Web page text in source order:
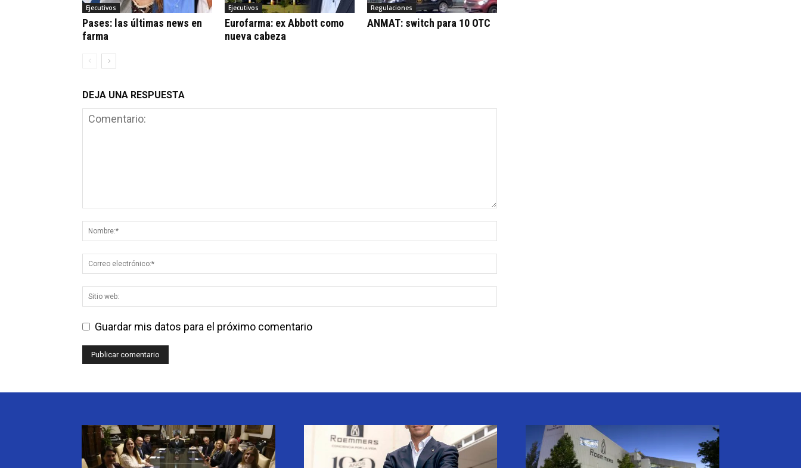
Ejecutivos
Pases: las últimas news en
farma
Ejecutivos
Eurofarma: ex Abbott como
nueva cabeza
Regulaciones
ANMAT: switch para 10 OTC
DEJA UNA RESPUESTA
Guardar mis datos para el próximo comentario